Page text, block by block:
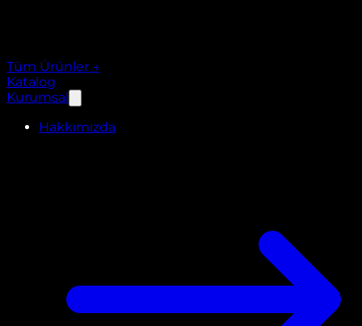
Tüm Ürünler →
Katalog
Kurumsal
Hakkımızda